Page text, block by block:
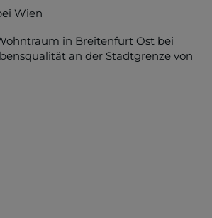
Wien